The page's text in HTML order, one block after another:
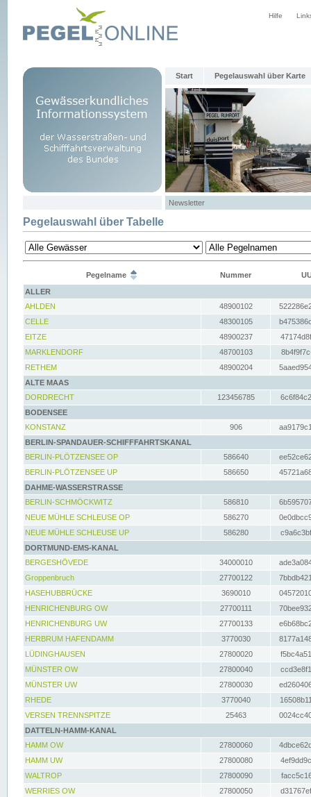
Hilfe
Start Pegelauswahl über Karte
Newsletter
Pegelauswahl über Tabelle
Pegelname Nummer
ALLER
AHLDEN
48900102
CELLE
48300105
EITZE
48900237
MARKLENDORF
48700103
RETHEM
48900204
ALTE MAAS
DORDRECHT
123456785
BODENSEE
KONSTANZ
906
BERLIN-SPANDAUER-SCHIFFFAHRTSKANAL
BERLIN-PLÖTZENSEE OP
586640
BERLIN-PLÖTZENSEE UP
586650
DAHME-WASSERSTRASSE
BERLIN-SCHMÖCKWITZ
586810
NEUE MÜHLE SCHLEUSE OP
586270
NEUE MÜHLE SCHLEUSE UP
586280
DORTMUND-EMS-KANAL
BERGESHÖVEDE
34000010
Groppenbruch
27700122
HASEHUBBRÜCKE
3690010
HENRICHENBURG OW
27700111
HENRICHENBURG UW
27700133
HERBRUM HAFENDAMM
3770030
LÜDINGHAUSEN
27800020
MÜNSTER OW
27800040
MÜNSTER UW
27800030
RHEDE
3770040
VERSEN TRENNSPITZE
25463
DATTELN-HAMM-KANAL
HAMM OW
27800060
HAMM UW
27800080
WALTROP
27800090
WERRIES OW
27800050